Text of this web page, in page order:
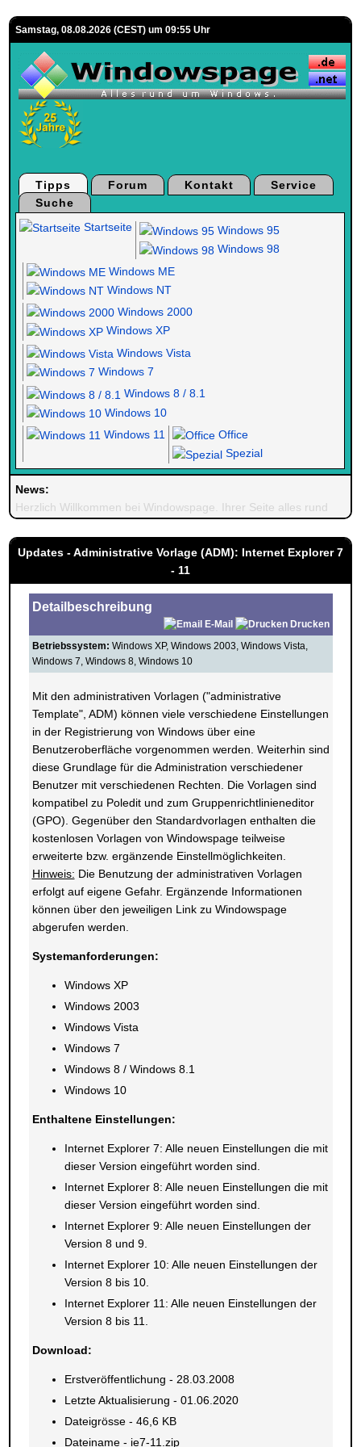
Samstag, 08.08.2026 (CEST) um 09:55 Uhr
Tipps Forum Kontakt
Service
Suche
Startseite
Windows 95
Windows 98
Windows ME
Windows NT
Windows 2000
Windows XP
Windows Vista
Windows 7
Windows 8 / 8.1
Windows 10
Windows 11
Office
Spezial
News:
Herzlich Willkommen bei Windowspage. Ihrer Seite alles rund um
Updates - Administrative Vorlage (ADM): Internet Explorer 7
- 11
Detailbeschreibung
E-Mail
Drucken
Betriebssystem: Windows XP, Windows 2003, Windows Vista,
Windows 7, Windows 8, Windows 10
Mit den administrativen Vorlagen ("administrative
Template", ADM) können viele verschiedene Einstellungen
in der Registrierung von Windows über eine
Benutzeroberfläche vorgenommen werden. Weiterhin sind
diese Grundlage für die Administration verschiedener
Benutzer mit verschiedenen Rechten. Die Vorlagen sind
kompatibel zu Poledit und zum Gruppenrichtlinieneditor
(GPO). Gegenüber den Standardvorlagen enthalten die
kostenlosen Vorlagen von Windowspage teilweise
erweiterte bzw. ergänzende Einstellmöglichkeiten.
Hinweis: Die Benutzung der administrativen Vorlagen
erfolgt auf eigene Gefahr. Ergänzende Informationen
können über den jeweiligen Link zu Windowspage
abgerufen werden.
Systemanforderungen:
Windows XP
Windows 2003
Windows Vista
Windows 7
Windows 8 / Windows 8.1
Windows 10
Enthaltene Einstellungen:
Internet Explorer 7: Alle neuen Einstellungen die mit
dieser Version eingeführt worden sind.
Internet Explorer 8: Alle neuen Einstellungen die mit
dieser Version eingeführt worden sind.
Internet Explorer 9: Alle neuen Einstellungen der
Version 8 und 9.
Internet Explorer 10: Alle neuen Einstellungen der
Version 8 bis 10.
Internet Explorer 11: Alle neuen Einstellungen der
Version 8 bis 11.
Download:
Erstveröffentlichung - 28.03.2008
Letzte Aktualisierung - 01.06.2020
Dateigrösse - 46,6 KB
Dateiname - ie7-11.zip